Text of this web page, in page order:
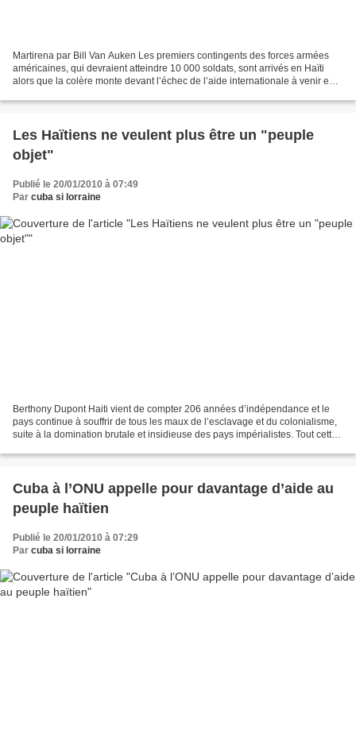
Martirena par Bill Van Auken Les premiers contingents des forces armées
américaines, qui devraient atteindre 10 000 soldats, sont arrivés en Haïti
alors que la colère monte devant l’échec de l’aide internationale à venir en
Les Haïtiens ne veulent plus être un "peuple
objet"
Publié le 20/01/2010 à 07:49
Par cuba si lorraine
Berthony Dupont Haiti vient de compter 206 années d’indépendance et le
pays continue à souffrir de tous les maux de l’esclavage et du colonialisme,
suite à la domination brutale et insidieuse des pays impérialistes. Tout cette
Cuba à l’ONU appelle pour davantage d’aide au
peuple haïtien
Publié le 20/01/2010 à 07:29
Par cuba si lorraine